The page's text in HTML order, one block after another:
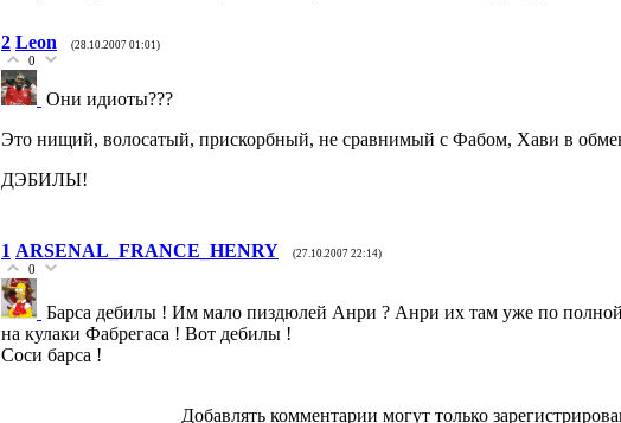
2 Leon (28.10.2007 01:01)
0
Они идиоты???
Это нищий, волосатый, прискорбный, не сравнимый с Фабом, Хави в
ДЭБИЛЫ!
1 ARSENAL_FRANCE_HENRY (27.10.2007 22:14)
0
Барса дебилы ! Им мало пиздюлей Анри ? Анри их там уже по полной
на кулаки Фабрегаса ! Вот дебилы !
Соси барса !
Добавлять комментарии могут только